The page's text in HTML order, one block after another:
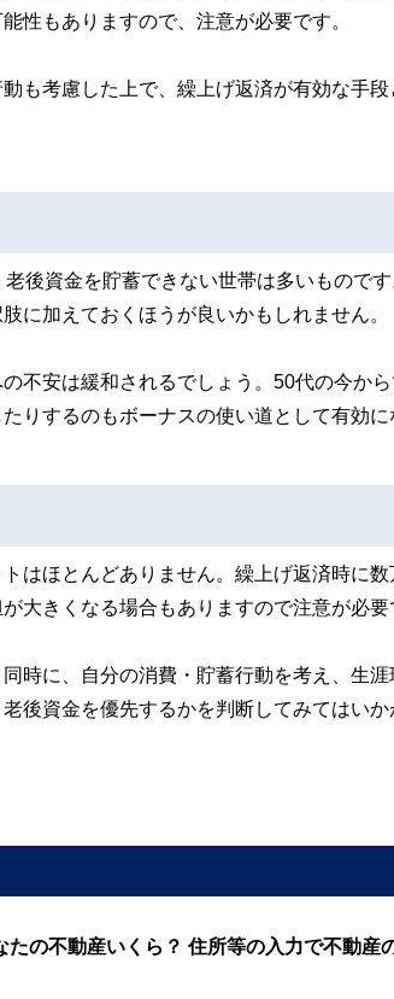
性もありますので、注意が必要です。
も考慮した上で、繰上げ返済が有効な手
後資金を貯蓄できない世帯は多いもので
に加えておくほうが良いかもしれません。
不安は緩和されるでしょう。50代の今か
りするのもボーナスの使い道として有効に
はほとんどありません。繰上げ返済時に
大きくなる場合もありますので注意が必要
時に、自分の消費・貯蓄行動を考え、生
後資金を優先するかを判断してみてはいか
たの不動産いくら？ 住所等の入力で不動産